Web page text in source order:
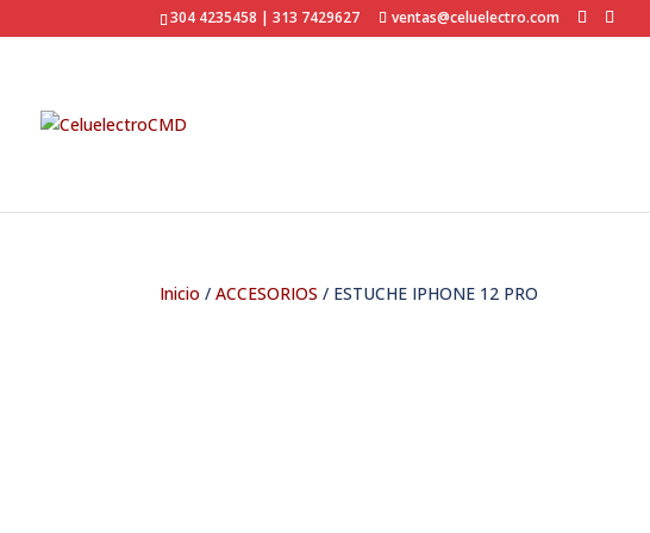
304 4235458 | 313 7429627 ventas@celuelectro.com
Inicio /ACCESORIOS / ESTUCHE IPHONE 12 PRO